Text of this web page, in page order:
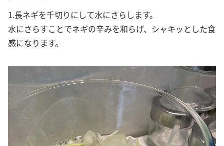
1.長ネギを千切りにして水にさらします。
水にさらすことでネギの辛みを和らげ、シャキッとした食
感になります。